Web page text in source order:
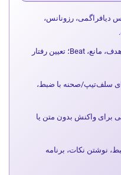
دیافراگمی، رزونانس،
مرور هدف، مانع، Beat؛ تعیین رفتار
سلف‌تیپ/صحنه با ضبط،
برای واکنش بدون متن یا
نوشتن نکات، برنامه